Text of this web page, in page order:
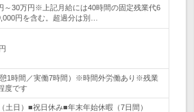
～30万円※上記月給には40時間の固定残業代6
円を含む。超過分は別…
1時間／実働7時間）※時間外労働あり※残業
度です
土日）■祝日休み■年末年始休暇（7日間）